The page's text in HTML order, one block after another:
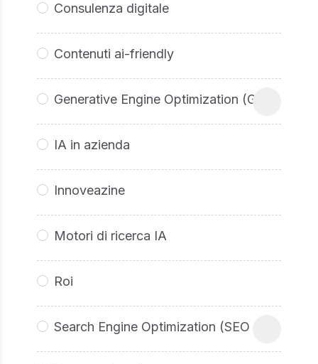
Consulenza digitale
Contenuti ai-friendly
Generative Engine Optimization (GEO
IA in azienda
Innoveazine
Motori di ricerca IA
Roi
Search Engine Optimization (SEO